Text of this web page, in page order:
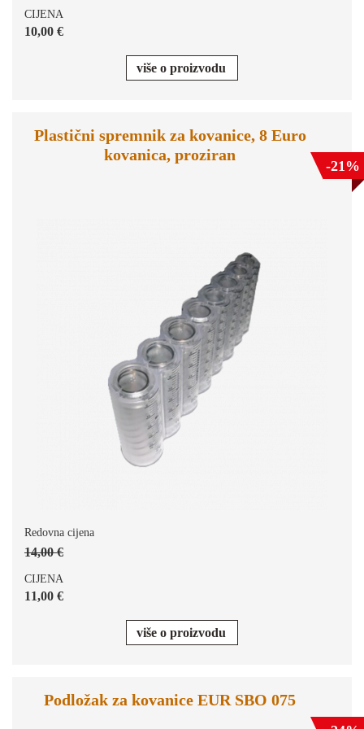
CIJENA
10,00 €
više o proizvodu
Plastični spremnik za kovanice, 8 Euro
kovanica, proziran
Redovna cijena
14,00 €
CIJENA
11,00 €
više o proizvodu
-21%
Podložak za kovanice EUR SBO 075